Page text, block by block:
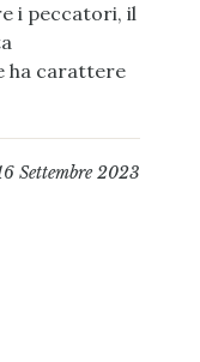
i peccatori, il
ha carattere
Settembre 2023